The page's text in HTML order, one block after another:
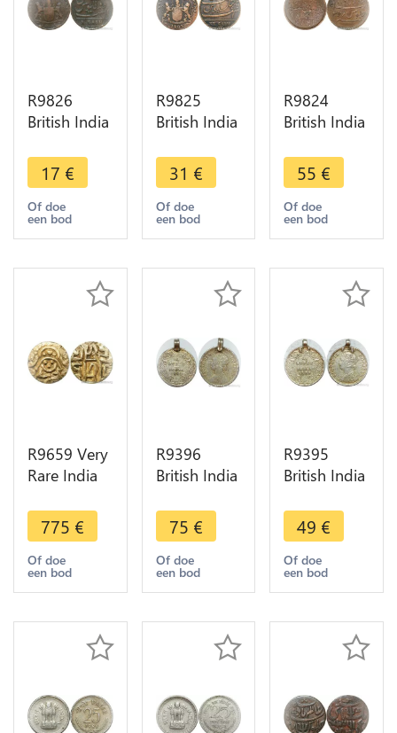
R9826
British India
Presidency
10 Cash
1803 ->
Make Offer
17 €
Of doe
een bod
R9825
British India
Presidency
20 Cash
1803 ->
Make Offer
31 €
Of doe
een bod
R9824
British India
Pice Shah
Allam II
Badshah
1831
>M offer
55 €
Of doe
een bod
R9659 Very
Rare India
1/2 Masha
Or Gold
Goddess
lakshmi
1100 AU
775 €
Of doe
een bod
R9396
British India
Victoria
1883 Silver
-> Make
offer
75 €
Of doe
een bod
R9395
British India
Victoria
1889 B
Bombay
Silver ->
49 €
Of doe
een bod